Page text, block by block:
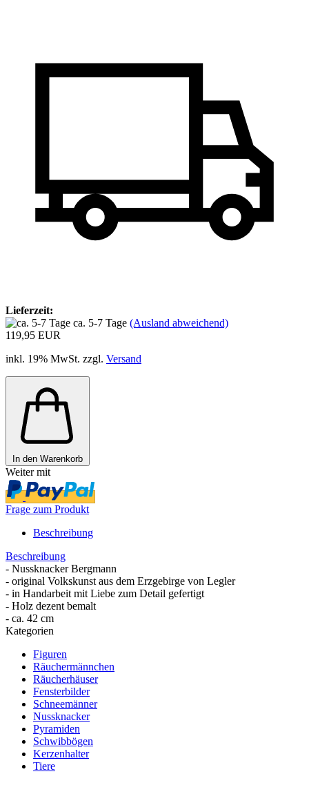
Lieferzeit:
ca. 5-7 Tage (Ausland abweichend)
119,95 EUR
inkl. 19% MwSt. zzgl. Versand
In den Warenkorb
Weiter mit
Frage zum Produkt
Beschreibung
Beschreibung
- Nussknacker Bergmann
- original Volkskunst aus dem Erzgebirge von Legler
- in Handarbeit mit Liebe zum Detail gefertigt
- Holz dezent bemalt
- ca. 42 cm
Kategorien
Figuren
Räuchermännchen
Räucherhäuser
Fensterbilder
Schneemänner
Nussknacker
Pyramiden
Schwibbögen
Kerzenhalter
Tiere